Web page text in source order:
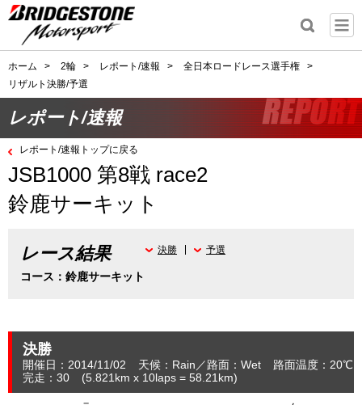
ホーム > 2輪 > レポート/速報 > 全日本ロードレース選手権
>
リザルト決勝/予選
レポート/速報
レポート/速報トップに戻る
JSB1000 第8戦 race2
鈴鹿サーキット
レース結果
コース：鈴鹿サーキット
決勝 予選
決勝
開催日：2014/11/02 天候：Rain 路面：Wet
路面温度：20℃
完走：30
(5.821 km x 10laps = 58.21 km)